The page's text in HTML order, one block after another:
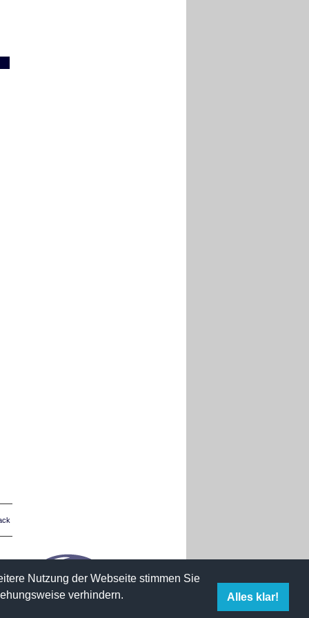
Nutzung der Webseite stimmen Sie
verhindern.
Alles klar!